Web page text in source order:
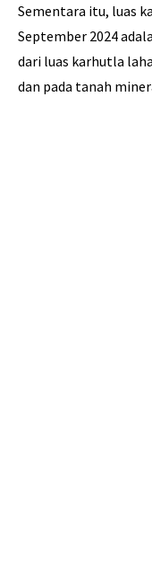
Sementara itu, luas
September 2024
dari luas karhutla
dan pada tanah